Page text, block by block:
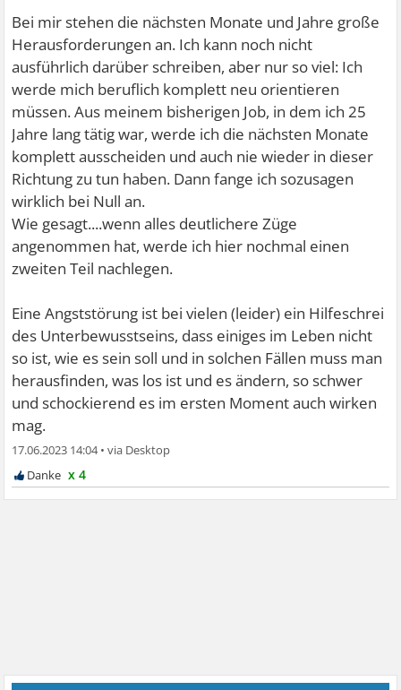
Bei mir stehen die nächsten Monate und Jahre große
Herausforderungen an. Ich kann noch nicht
ausführlich darüber schreiben, aber nur so viel: Ich
werde mich beruflich komplett neu orientieren
müssen. Aus meinem bisherigen Job, in dem ich 25
Jahre lang tätig war, werde ich die nächsten Monate
komplett ausscheiden und auch nie wieder in dieser
Richtung zu tun haben. Dann fange ich sozusagen
wirklich bei Null an.
Wie gesagt....wenn alles deutlichere Züge
angenommen hat, werde ich hier nochmal einen
zweiten Teil nachlegen.
Eine Angststörung ist bei vielen (leider) ein Hilfeschrei
des Unterbewusstseins, dass einiges im Leben nicht
so ist, wie es sein soll und in solchen Fällen muss man
herausfinden, was los ist und es ändern, so schwer
und schockierend es im ersten Moment auch wirken
mag.
17.06.2023 14:04•
x 4